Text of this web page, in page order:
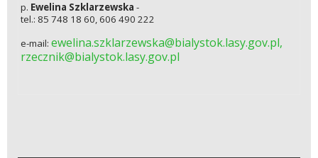
p. Ewelina Szklarzewska -
tel.: 85 748 18 60, 606 490 222
e-mail: ewelina.szklarzewska@bialystok.lasy.gov.pl,
rzecznik@bialystok.lasy.gov.pl